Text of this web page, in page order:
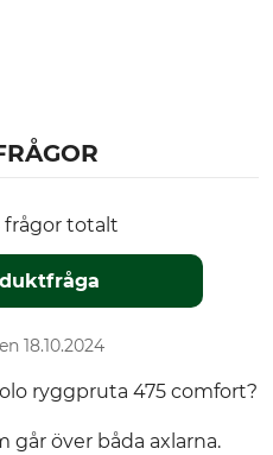
frågor totalt
18.10.2024
ryggpruta 475 comfort?
går över båda axlarna.